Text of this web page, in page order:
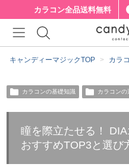
カラコン全品送料無料
キャンディーマジックTOP カラ
カラコンの基礎知識 カラコンの
瞳を際立たせる！
おすすめTOP3と選び